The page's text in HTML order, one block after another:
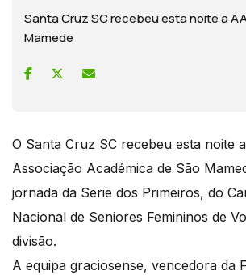
Santa Cruz SC recebeu esta noite a
Mamede
O Santa Cruz SC recebeu esta noite
Associação Académica de São
jornada da Serie dos Primeiros, do
Nacional de Seniores Femininos de
divisão.
A equipa graciosense, vencedora da